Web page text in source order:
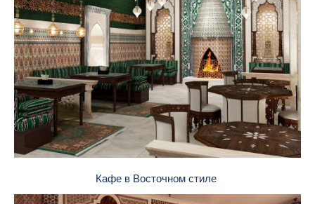
Кафе в Восточном стиле